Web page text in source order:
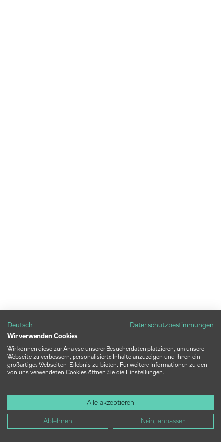
Deutsch
Datenschutzbestimmungen
Wir verwenden Cookies
Wir können diese zur Analyse unserer Besucherdaten platzieren, um unsere
Webseite zu verbessern, personalisierte Inhalte anzuzeigen und Ihnen ein
großartiges Webseiten-Erlebnis zu bieten. Für weitere Informationen zu den
von uns verwendeten Cookies öffnen Sie die Einstellungen.
Alle akzeptieren
Ablehnen Nein, anpassen